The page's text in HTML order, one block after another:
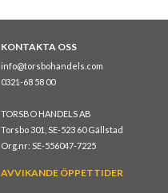
KONTAKTA OSS
info@torsbohandels.com
0321-68 58 00
TORSBO HANDELS AB
Torsbo 301, SE-523 60 Gällstad
Org.nr: SE-556047-7225
AVVIKANDE ÖPPETTIDER